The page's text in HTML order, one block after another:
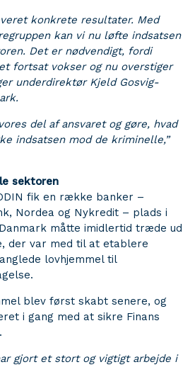
konkrete resultater. Med
kan vi nu løfte indsatsen
Det er nødvendigt, fordi
fortsat vokser og nu overstiger
underdirektør Kjeld Gosvig-
del af ansvaret og gøre, hvad
indsatsen mod de kriminelle,”
sektoren
fik en række banker –
Nordea og Nykredit – plads i
måtte imidlertid træde ud
der var med til at etablere
lovhjemmel til
blev først skabt senere, og
i gang med at sikre Finans
gjort et stort og vigtigt arbejde i